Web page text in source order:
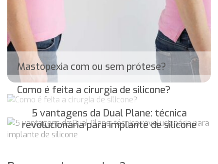
Mastopexia com ou sem prótese?
Como é feita a cirurgia de silicone?
5 vantagens da Dual Plane: técnica
revolucionária para implante de silicone